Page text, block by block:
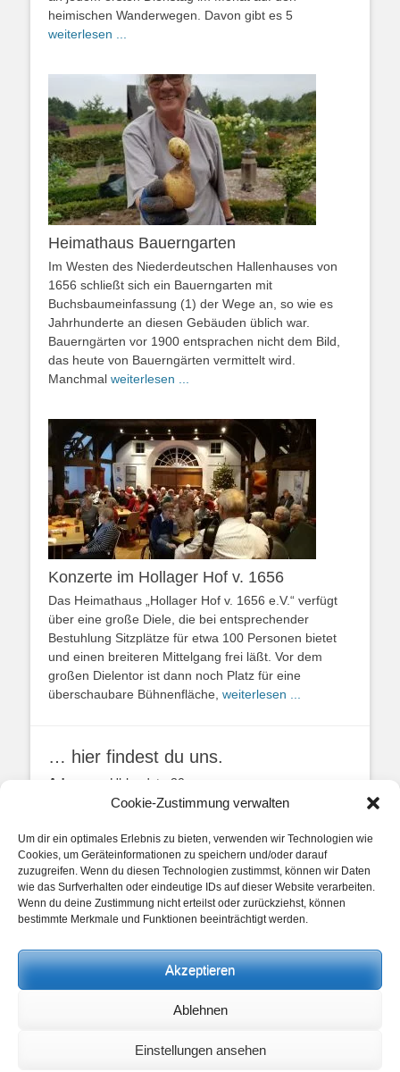
Cookie-Zustimmung verwalten
Um dir ein optimales Erlebnis zu bieten, verwenden wir Technologien wie
Cookies, um Geräteinformationen zu speichern und/oder darauf
zuzugreifen. Wenn du diesen Technologien zustimmst, können wir Daten
wie das Surfverhalten oder eindeutige IDs auf dieser Website verarbeiten.
Wenn du deine Zustimmung nicht erteilst oder zurückziehst, können
bestimmte Merkmale und Funktionen beeinträchtigt werden.
Akzeptieren
Ablehnen
Einstellungen ansehen
heimischen Wanderwegen. Davon gibt es 5
weiterlesen ...
Heimathaus Bauerngarten
Im Westen des Niederdeutschen Hallenhauses von
1656 schließt sich ein Bauerngarten mit
Buchsbaumeinfassung (1) der Wege an, so wie es
Jahrhunderte an diesen Gebäuden üblich war.
Bauerngärten vor 1900 entsprachen nicht dem Bild,
das heute von Bauerngärten vermittelt wird.
Manchmal weiterlesen ...
Konzerte im Hollager Hof v. 1656
Das Heimathaus „Hollager Hof v. 1656 e.V.“ verfügt
über eine große Diele, die bei entsprechender
Bestuhlung Sitzplätze für etwa 100 Personen bietet
und einen breiteren Mittelgang frei läßt. Vor dem
großen Dielentor ist dann noch Platz für eine
überschaubare Bühnenfläche, weiterlesen ...
… hier findest du uns.
Adresse: Uhlandstr. 20
49134 Wallenhorst
unsere Posts
Beitragskategorien